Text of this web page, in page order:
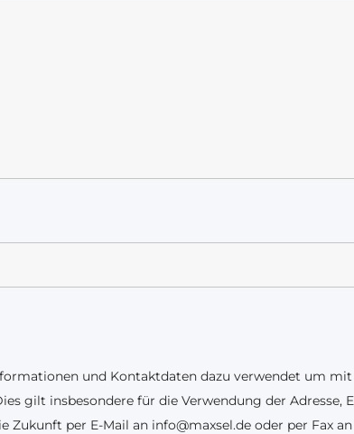
und Kontaktdaten dazu verwendet um
gilt insbesondere für die Verwendung der Adresse,
per E-Mail an info@maxsel.de oder per Fax